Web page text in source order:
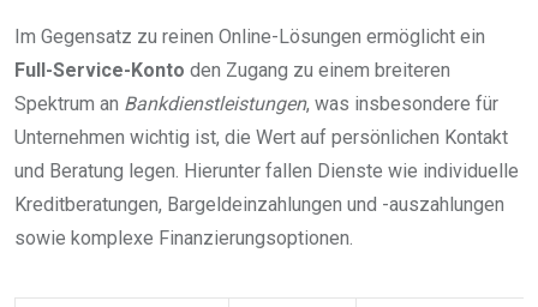
Im Gegensatz zu reinen Online-Lösungen ermöglicht ein
Full-Service-Konto den Zugang zu einem breiteren
Spektrum an Bankdienstleistungen, was insbesondere für
Unternehmen wichtig ist, die Wert auf persönlichen Kontakt
und Beratung legen. Hierunter fallen Dienste wie individuelle
Kreditberatungen, Bargeldeinzahlungen und -auszahlungen
sowie komplexe Finanzierungsoptionen.